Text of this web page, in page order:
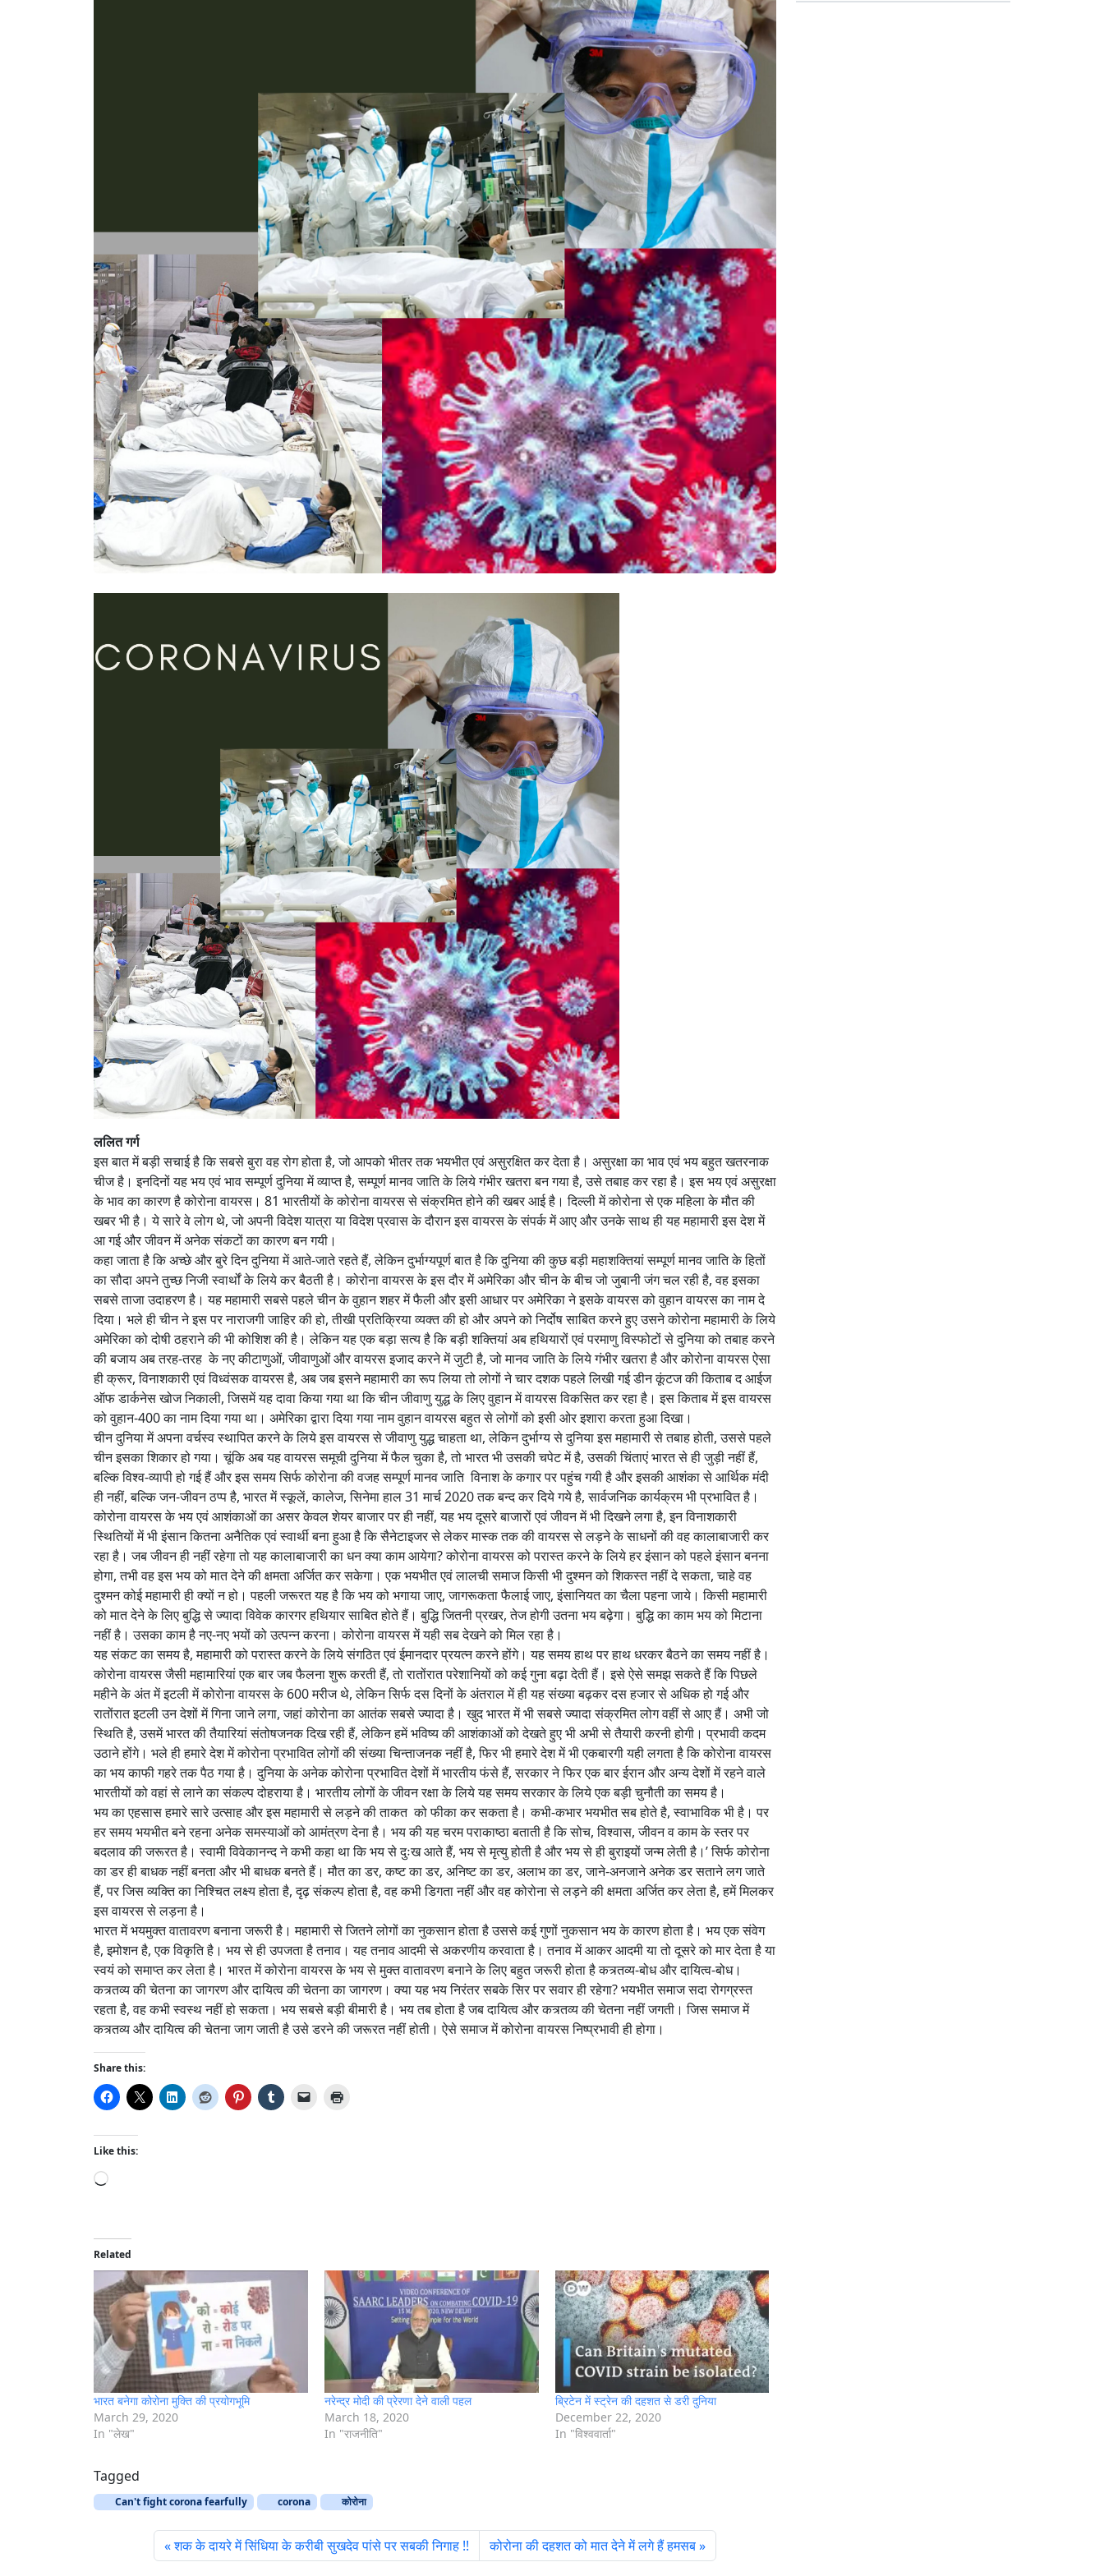
ललित गर्ग
इस बात में बड़ी सचाई है कि सबसे बुरा वह रोग होता है, जो आपको भीतर तक भयभीत एवं असुरक्षित कर देता है। असुरक्षा का भाव एवं भय बहुत खतरनाक
चीज है। इनदिनों यह भय एवं भाव सम्पूर्ण दुनिया में व्याप्त है, सम्पूर्ण मानव जाति के लिये गंभीर खतरा बन गया है, उसे तबाह कर रहा है। इस भय एवं असुरक्षा
के भाव का कारण है कोरोना वायरस। 81 भारतीयों के कोरोना वायरस से संक्रमित होने की खबर आई है। दिल्ली में कोरोना से एक महिला के मौत की
खबर भी है। ये सारे वे लोग थे, जो अपनी विदेश यात्रा या विदेश प्रवास के दौरान इस वायरस के संपर्क में आए और उनके साथ ही यह महामारी इस देश में
आ गई और जीवन में अनेक संकटों का कारण बन गयी।
कहा जाता है कि अच्छे और बुरे दिन दुनिया में आते-जाते रहते हैं, लेकिन दुर्भाग्यपूर्ण बात है कि दुनिया की कुछ बड़ी महाशक्तियां सम्पूर्ण मानव जाति के हितों
का सौदा अपने तुच्छ निजी स्वार्थों के लिये कर बैठती है। कोरोना वायरस के इस दौर में अमेरिका और चीन के बीच जो जुबानी जंग चल रही है, वह इसका
सबसे ताजा उदाहरण है। यह महामारी सबसे पहले चीन के वुहान शहर में फैली और इसी आधार पर अमेरिका ने इसके वायरस को वुहान वायरस का नाम दे
दिया। भले ही चीन ने इस पर नाराजगी जाहिर की हो, तीखी प्रतिक्रिया व्यक्त की हो और अपने को निर्दोष साबित करने हुए उसने कोरोना महामारी के लिये
अमेरिका को दोषी ठहराने की भी कोशिश की है। लेकिन यह एक बड़ा सत्य है कि बड़ी शक्तियां अब हथियारों एवं परमाणु विस्फोटों से दुनिया को तबाह करने
की बजाय अब तरह-तरह के नए कीटाणुओं, जीवाणुओं और वायरस इजाद करने में जुटी है, जो मानव जाति के लिये गंभीर खतरा है और कोरोना वायरस ऐसा
ही क्रूर, विनाशकारी एवं विध्वंसक वायरस है, अब जब इसने महामारी का रूप लिया तो लोगों ने चार दशक पहले लिखी गई डीन कूंटज की किताब द आईज
ऑफ डार्कनेस खोज निकाली, जिसमें यह दावा किया गया था कि चीन जीवाणु युद्ध के लिए वुहान में वायरस विकसित कर रहा है। इस किताब में इस वायरस
को वुहान-400 का नाम दिया गया था। अमेरिका द्वारा दिया गया नाम वुहान वायरस बहुत से लोगों को इसी ओर इशारा करता हुआ दिखा।
चीन दुनिया में अपना वर्चस्व स्थापित करने के लिये इस वायरस से जीवाणु युद्ध चाहता था, लेकिन दुर्भाग्य से दुनिया इस महामारी से तबाह होती, उससे पहले
चीन इसका शिकार हो गया। चूंकि अब यह वायरस समूची दुनिया में फैल चुका है, तो भारत भी उसकी चपेट में है, उसकी चिंताएं भारत से ही जुड़ी नहीं हैं,
बल्कि विश्व-व्यापी हो गई हैं और इस समय सिर्फ कोरोना की वजह सम्पूर्ण मानव जाति विनाश के कगार पर पहुंच गयी है और इसकी आशंका से आर्थिक मंदी
ही नहीं, बल्कि जन-जीवन ठप्प है, भारत में स्कूलें, कालेज, सिनेमा हाल 31 मार्च 2020 तक बन्द कर दिये गये है, सार्वजनिक कार्यक्रम भी प्रभावित है।
कोरोना वायरस के भय एवं आशंकाओं का असर केवल शेयर बाजार पर ही नहीं, यह भय दूसरे बाजारों एवं जीवन में भी दिखने लगा है, इन विनाशकारी
स्थितियों में भी इंसान कितना अनैतिक एवं स्वार्थी बना हुआ है कि सैनेटाइजर से लेकर मास्क तक की वायरस से लड़ने के साधनों की वह कालाबाजारी कर
रहा है। जब जीवन ही नहीं रहेगा तो यह कालाबाजारी का धन क्या काम आयेगा? कोरोना वायरस को परास्त करने के लिये हर इंसान को पहले इंसान बनना
होगा, तभी वह इस भय को मात देने की क्षमता अर्जित कर सकेगा। एक भयभीत एवं लालची समाज किसी भी दुश्मन को शिकस्त नहीं दे सकता, चाहे वह
दुश्मन कोई महामारी ही क्यों न हो। पहली जरूरत यह है कि भय को भगाया जाए, जागरूकता फैलाई जाए, इंसानियत का चैला पहना जाये। किसी महामारी
को मात देने के लिए बुद्धि से ज्यादा विवेक कारगर हथियार साबित होते हैं। बुद्धि जितनी प्रखर, तेज होगी उतना भय बढ़ेगा। बुद्धि का काम भय को मिटाना
नहीं है। उसका काम है नए-नए भयों को उत्पन्न करना। कोरोना वायरस में यही सब देखने को मिल रहा है।
यह संकट का समय है, महामारी को परास्त करने के लिये संगठित एवं ईमानदार प्रयत्न करने होंगे। यह समय हाथ पर हाथ धरकर बैठने का समय नहीं है।
कोरोना वायरस जैसी महामारियां एक बार जब फैलना शुरू करती हैं, तो रातोंरात परेशानियों को कई गुना बढ़ा देती हैं। इसे ऐसे समझ सकते हैं कि पिछले
महीने के अंत में इटली में कोरोना वायरस के 600 मरीज थे, लेकिन सिर्फ दस दिनों के अंतराल में ही यह संख्या बढ़कर दस हजार से अधिक हो गई और
रातोंरात इटली उन देशों में गिना जाने लगा, जहां कोरोना का आतंक सबसे ज्यादा है। खुद भारत में भी सबसे ज्यादा संक्रमित लोग वहीं से आए हैं। अभी जो
स्थिति है, उसमें भारत की तैयारियां संतोषजनक दिख रही हैं, लेकिन हमें भविष्य की आशंकाओं को देखते हुए भी अभी से तैयारी करनी होगी। प्रभावी कदम
उठाने होंगे। भले ही हमारे देश में कोरोना प्रभावित लोगों की संख्या चिन्ताजनक नहीं है, फिर भी हमारे देश में भी एकबारगी यही लगता है कि कोरोना वायरस
का भय काफी गहरे तक पैठ गया है। दुनिया के अनेक कोरोना प्रभावित देशों में भारतीय फंसे हैं, सरकार ने फिर एक बार ईरान और अन्य देशों में रहने वाले
भारतीयों को वहां से लाने का संकल्प दोहराया है। भारतीय लोगों के जीवन रक्षा के लिये यह समय सरकार के लिये एक बड़ी चुनौती का समय है।
भय का एहसास हमारे सारे उत्साह और इस महामारी से लड़ने की ताकत को फीका कर सकता है। कभी-कभार भयभीत सब होते है, स्वाभाविक भी है। पर
हर समय भयभीत बने रहना अनेक समस्याओं को आमंत्रण देना है। भय की यह चरम पराकाष्ठा बताती है कि सोच, विश्वास, जीवन व काम के स्तर पर
बदलाव की जरूरत है। स्वामी विवेकानन्द ने कभी कहा था कि भय से दुःख आते हैं, भय से मृत्यु होती है और भय से ही बुराइयों जन्म लेती है।’ सिर्फ कोरोना
का डर ही बाधक नहीं बनता और भी बाधक बनते हैं। मौत का डर, कष्ट का डर, अनिष्ट का डर, अलाभ का डर, जाने-अनजाने अनेक डर सताने लग जाते
हैं, पर जिस व्यक्ति का निश्चित लक्ष्य होता है, दृढ़ संकल्प होता है, वह कभी डिगता नहीं और वह कोरोना से लड़ने की क्षमता अर्जित कर लेता है, हमें मिलकर
इस वायरस से लड़ना है।
भारत में भयमुक्त वातावरण बनाना जरूरी है। महामारी से जितने लोगों का नुकसान होता है उससे कई गुणों नुकसान भय के कारण होता है। भय एक संवेग
है, इमोशन है, एक विकृति है। भय से ही उपजता है तनाव। यह तनाव आदमी से अकरणीय करवाता है। तनाव में आकर आदमी या तो दूसरे को मार देता है या
स्वयं को समाप्त कर लेता है। भारत में कोरोना वायरस के भय से मुक्त वातावरण बनाने के लिए बहुत जरूरी होता है कत्र्तव्य-बोध और दायित्व-बोध।
कत्र्तव्य की चेतना का जागरण और दायित्व की चेतना का जागरण। क्या यह भय निरंतर सबके सिर पर सवार ही रहेगा? भयभीत समाज सदा रोगग्रस्त
रहता है, वह कभी स्वस्थ नहीं हो सकता। भय सबसे बड़ी बीमारी है। भय तब होता है जब दायित्व और कत्र्तव्य की चेतना नहीं जगती। जिस समाज में
कत्र्तव्य और दायित्व की चेतना जाग जाती है उसे डरने की जरूरत नहीं होती। ऐसे समाज में कोरोना वायरस निष्प्रभावी ही होगा।
Share this:
Like this:
L
d
i
n
g
…
Related
भारत बनेगा कोरोना मुक्ति की प्रयोगभूमि
March 29, 2020
In "लेख"
नरेन्द्र मोदी की प्रेरणा देने वाली पहल
March 18, 2020
In "राजनीति"
ब्रिटेन में स्ट्रेन की दहशत से डरी दुनिया
December 22, 2020
In "विश्ववार्ता"
Tagged
Can't fight corona fearfully corona कोरोना
शक के दायरे में सिंधिया के करीबी सुखदेव पांसे पर सबकी निगाह !! कोरोना की दहशत को मात देने में लगे हैं हमसब